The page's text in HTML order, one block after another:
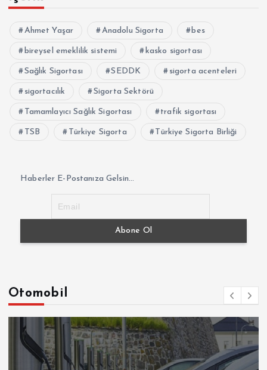
Ahmet Yaşar Anadolu Sigorta bes
bireysel emeklilik sistemi kasko sigortası
Sağlık Sigortası SEDDK sigorta acenteleri
sigortacılık Sigorta Sektörü
Tamamlayıcı Sağlık Sigortası trafik sigortası
TSB Türkiye Sigorta Türkiye Sigorta Birliği
Haberler E-Postanıza Gelsin...
Otomobil